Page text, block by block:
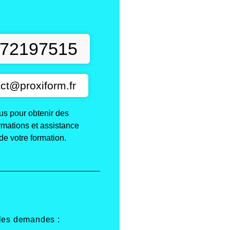
pour obtenir des
et assistance
votre formation.
demandes :